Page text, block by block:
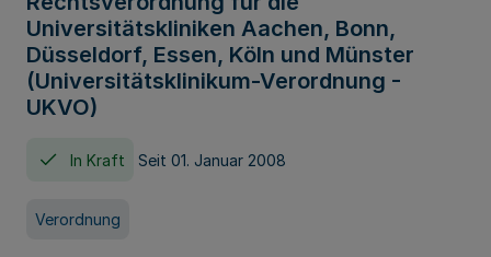
Universitätskliniken Aachen, Bonn,
Düsseldorf, Essen, Köln und Münster
(Universitätsklinikum-Verordnung -
UKVO)
In Kraft Seit 01. Januar 2008
Verordnung